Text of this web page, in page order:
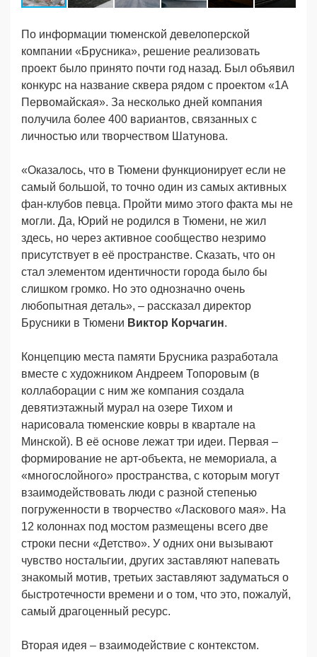
По информации тюменской девелоперской
компании «Брусника», решение реализовать
проект было принято почти год назад. Был объявил
конкурс на название сквера рядом с проектом «1А
Первомайская». За несколько дней компания
получила более 400 вариантов, связанных с
личностью или творчеством Шатунова.
«Оказалось, что в Тюмени функционирует если не
самый большой, то точно один из самых активных
фан-клубов певца. Пройти мимо этого факта мы не
могли. Да, Юрий не родился в Тюмени, не жил
здесь, но через активное сообщество незримо
присутствует в её пространстве. Сказать, что он
стал элементом идентичности города было бы
слишком громко. Но это однозначно очень
любопытная деталь», – рассказал директор
Брусники в Тюмени Виктор Корчагин.
Концепцию места памяти Брусника разработала
вместе с художником Андреем Топоровым (в
коллаборации с ним же компания создала
девятиэтажный мурал на озере Тихом и
нарисовала тюменские ковры в квартале на
Минской). В её основе лежат три идеи. Первая –
формирование не арт-объекта, не мемориала, а
«многослойного» пространства, с которым могут
взаимодействовать люди с разной степенью
погруженности в творчество «Ласкового мая». На
12 колоннах под мостом размещены всего две
строки песни «Детство». У одних они вызывают
чувство ностальгии, других заставляют напевать
знакомый мотив, третьих заставляют задуматься о
быстротечности времени и о том, что это, пожалуй,
самый драгоценный ресурс.
Вторая идея – взаимодействие с контекстом.